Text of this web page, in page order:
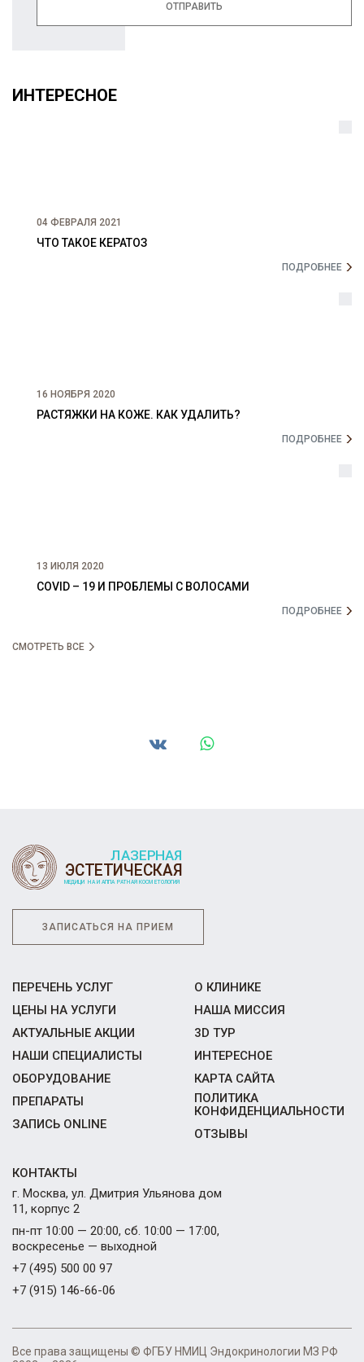
ОТПРАВИТЬ
ИНТЕРЕСНОЕ
04 ФЕВРАЛЯ 2021
ЧТО ТАКОЕ КЕРАТОЗ
ПОДРОБНЕЕ
16 НОЯБРЯ 2020
РАСТЯЖКИ НА КОЖЕ. КАК УДАЛИТЬ?
ПОДРОБНЕЕ
13 ИЮЛЯ 2020
COVID – 19 И ПРОБЛЕМЫ С ВОЛОСАМИ
ПОДРОБНЕЕ
СМОТРЕТЬ ВСЕ
ЗАПИСАТЬСЯ НА ПРИЕМ
ПЕРЕЧЕНЬ УСЛУГ
ЦЕНЫ НА УСЛУГИ
АКТУАЛЬНЫЕ АКЦИИ
НАШИ СПЕЦИАЛИСТЫ
ОБОРУДОВАНИЕ
ПРЕПАРАТЫ
ЗАПИСЬ ONLINE
О КЛИНИКЕ
НАША МИССИЯ
3D ТУР
ИНТЕРЕСНОЕ
КАРТА САЙТА
ПОЛИТИКА
КОНФИДЕНЦИАЛЬНОСТИ
ОТЗЫВЫ
КОНТАКТЫ
г. Москва, ул. Дмитрия Ульянова дом
11, корпус 2
пн-пт 10:00 — 20:00, сб. 10:00 — 17:00,
воскресенье — выходной
+7 (495) 500 00 97
+7 (915) 146-66-06
Все права защищены © ФГБУ НМИЦ Эндокринологии МЗ РФ